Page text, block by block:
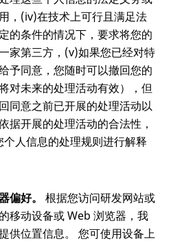
，(iv)在技术上可行且满足法
的条件的情况下，要求将您的
家第三方，(v)如果您已经对特
予同意，您随时可以撤回您的
对未来的处理活动有效），但
同意之前已开展的处理活动以
据开展的处理活动的合法性，
人信息的处理规则进行解释
偏好。
根据您访问研发网站或
移动设备或 Web 浏览器，我
供位置信息。 您可使用设备上